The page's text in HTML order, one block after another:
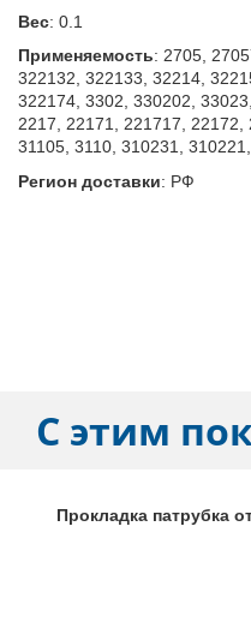
Вес: 0.1
Применяемость: 2705,
322132, 322133, 32214,
322174, 3302, 330202,
2217, 22171, 221717, 22172,
31105, 3110, 310231,
Регион доставки: РФ
С этим
Прокладка патрубка